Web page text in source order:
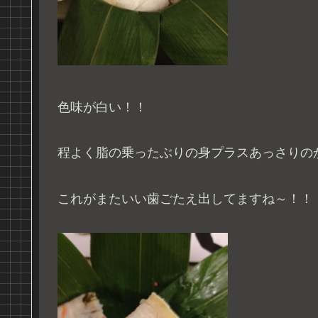
色味が白い！！
程よく脂の乗ったぶりの身プラスあっさりの
これがまたいい歯ごたえ出してますね～！！